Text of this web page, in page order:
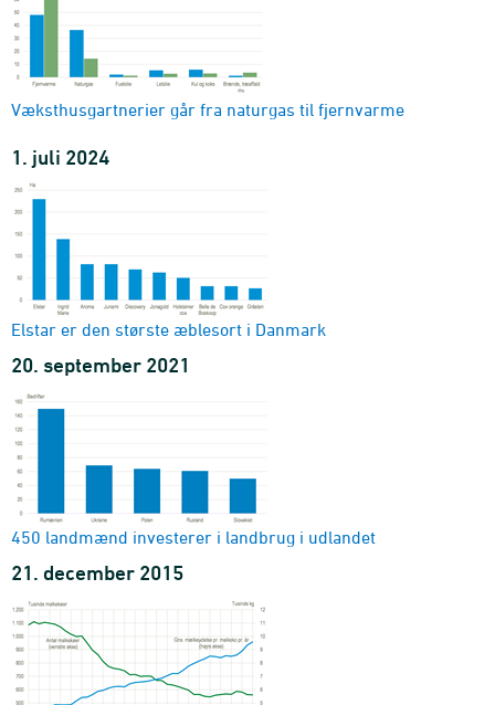
Væksthusgartnerier går fra naturgas til fjernvarme
1. juli 2024
Elstar er den største æblesort i Danmark
20. september 2021
450 landmænd investerer i landbrug i udlandet
21. december 2015